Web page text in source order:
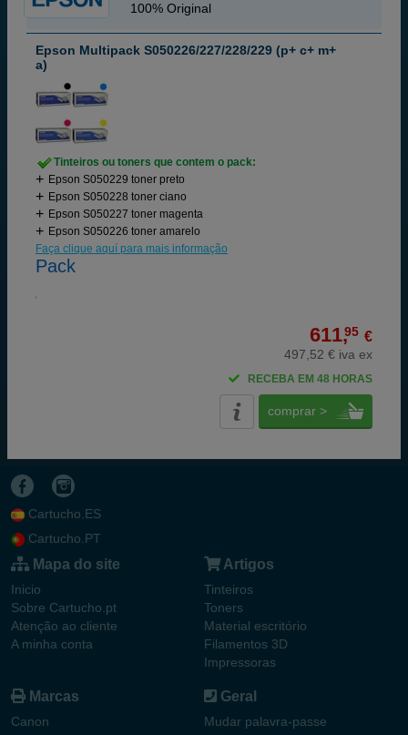
100% Original
Epson Multipack S050226/227/228/229 (p+ c+ m+
a)
Tinteiros ou toners que contem o pack:
Epson S050229 toner preto
Epson S050228 toner ciano
Epson S050227 toner magenta
Epson S050226 toner amarelo
Faça clique aquí para mais informação
Pack
611,95 €
497,52 € iva ex
RECEBA EM 48 HORAS
comprar >
Cartucho.ES
Cartucho.PT
Mapa do site
Inicio
Sobre Cartucho.pt
Atenção ao cliente
A minha conta
Artigos
Tinteiros
Toners
Material escritório
Filamentos 3D
Impressoras
Marcas
Canon
Geral
Mudar palavra-passe